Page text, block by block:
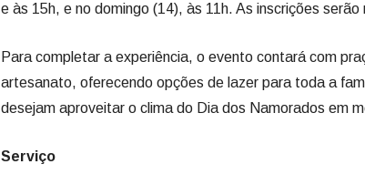
e às 15h, e no domingo (14), às 11h. As inscrições
Para completar a experiência, o evento contará com
artesanato, oferecendo opções de lazer para toda a
desejam aproveitar o clima do Dia dos Namorados em
Serviço